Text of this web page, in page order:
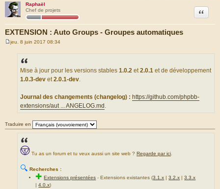
Raphaël
Chef de projets
EXTENSION : Auto Groups - Groupes automatiques
Citation
M
jeu. 8 juin 2017 08:34
Mise à jour pour les versions stables 1.0.2 et2.0.1 et de développement
1.0.3-dev et2.0.1-dev.
Journal des changements (changelog) : https://github.com/phpbb-
extensions/aut ... ANGELOG.md .
Traduire en
Tu as un forum et tu veux aussi un site web ? Regarde par ici.
🔍 Recherches :
✚Extensions présentées - Extensions existantes (3.1.x |3.2.x |3.3.x
|4.0.x)